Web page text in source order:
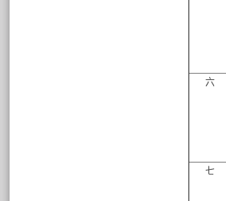
六
七